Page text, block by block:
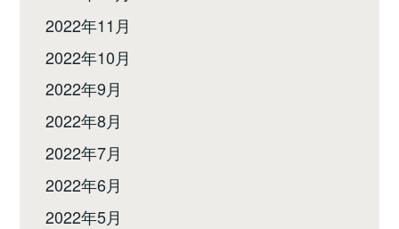
2022年11月
2022年10月
2022年9月
2022年8月
2022年7月
2022年6月
2022年5月